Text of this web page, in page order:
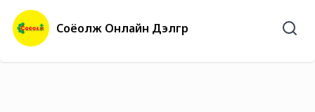
Соёолж Онлайн Дэлгүүр